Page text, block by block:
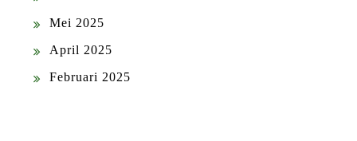
Mei 2025
April 2025
Februari 2025